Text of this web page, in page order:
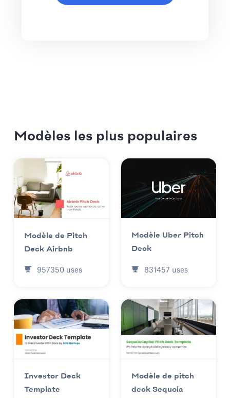
Modèles les plus populaires
Modèle de Pitch
Deck Airbnb
957350 uses
Modèle Uber Pitch
Deck
831457 uses
Investor Deck
Template
Modèle de pitch
deck Sequoia